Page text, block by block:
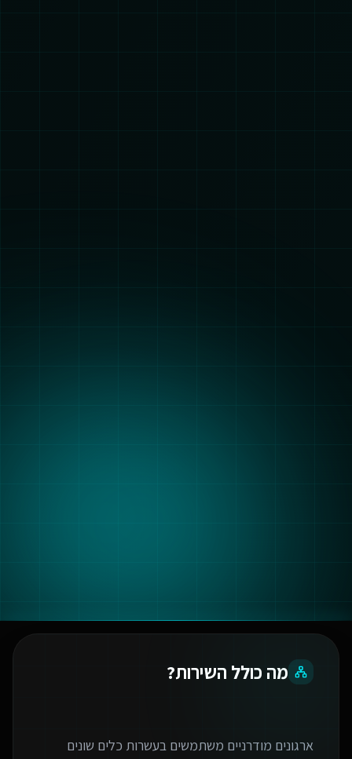
מה כולל השירות?
ארגונים מודרניים משתמשים בעשרות כלים שונים